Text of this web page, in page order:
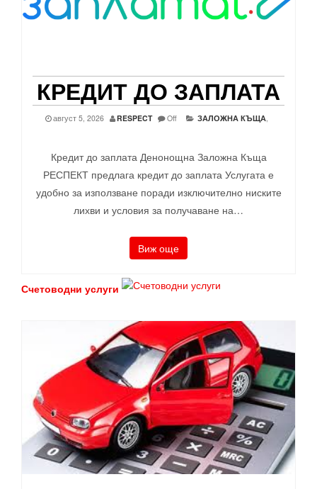
КРЕДИТ ДО ЗАПЛАТА
август 5, 2026 RESPECT Off ЗАЛОЖНА КЪЩА
Кредит до заплата Денонощна Заложна Къща
РЕСПЕКТ предлага кредит до заплата Услугата е
удобно за използване поради изключително ниските
лихви и условия за получаване на…
Виж още
Счетоводни услуги